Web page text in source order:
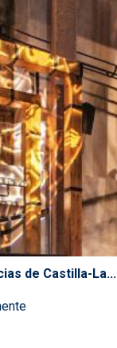
de Castilla-La...